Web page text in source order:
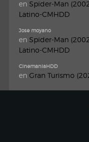
en Spider-Man
Latino-CMHDD
Jose moyano
en Spider-Man
Latino-CMHDD
CinemaniaHDD
en Gran Turismo